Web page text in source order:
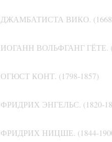
ДЖАМБАТИСТА ВИКО.
ИОГАНН ВОЛЬФГАНГ ГЁТЕ.
ОГЮСТ КОНТ. (1798-1857)
ФРИДРИХ ЭНГЕЛЬС. (1820-
ФРИДРИХ НИЦШЕ. (1844-